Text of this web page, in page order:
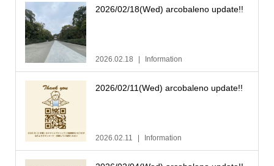
2026/02/18(Wed) arcobaleno update!!
2026.02.18 Information
2026/02/11(Wed) arcobaleno update!!
2026.02.11 Information